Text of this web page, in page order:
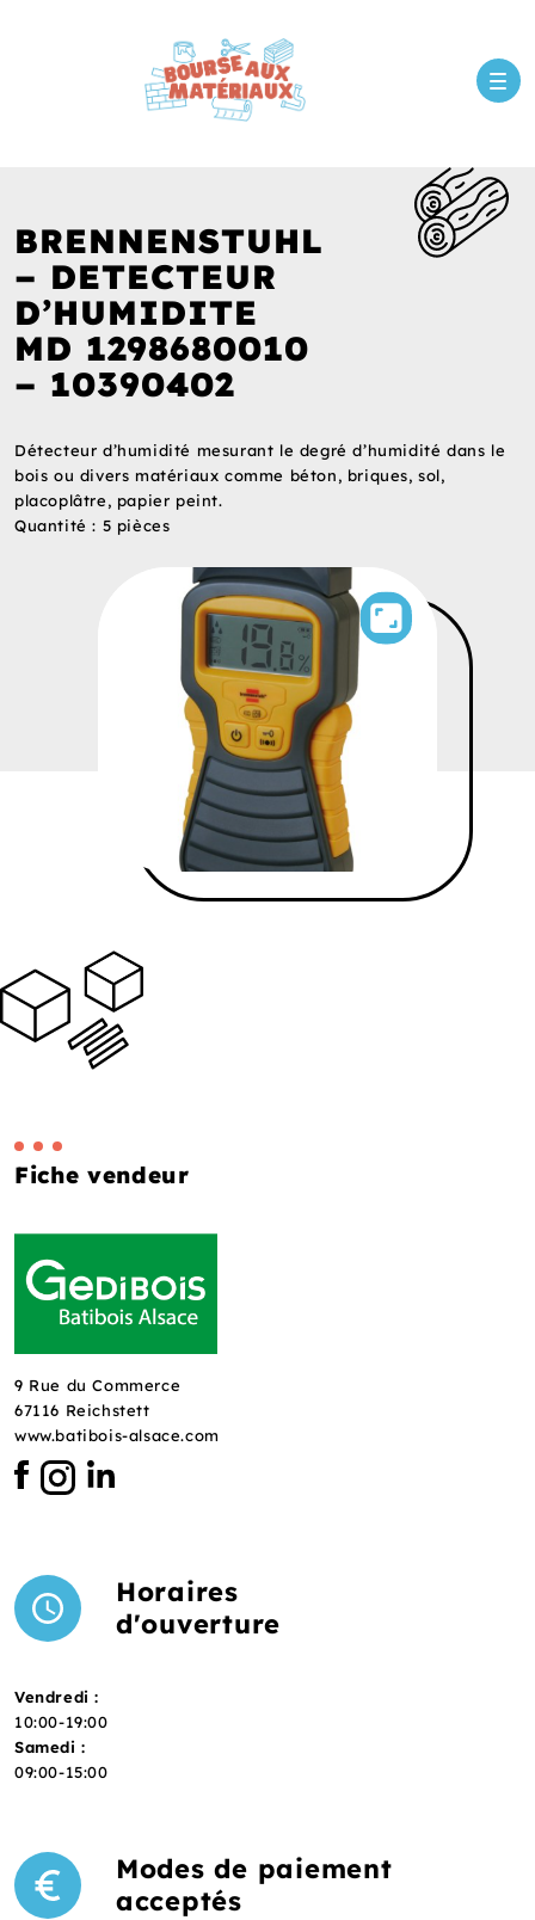
BRENNENSTUHL
– DETECTEUR
D’HUMIDITE
MD 1298680010
– 10390402
Détecteur d’humidité mesurant le degré d’humidité dans le
bois ou divers matériaux comme béton, briques, sol,
placoplâtre, papier peint.
Quantité : 5 pièces
Fiche vendeur
9 Rue du Commerce
67116 Reichstett
www.batibois-alsace.com
Horaires
d'ouverture
Vendredi :
10:00-19:00
Samedi :
09:00-15:00
Modes de paiement
acceptés